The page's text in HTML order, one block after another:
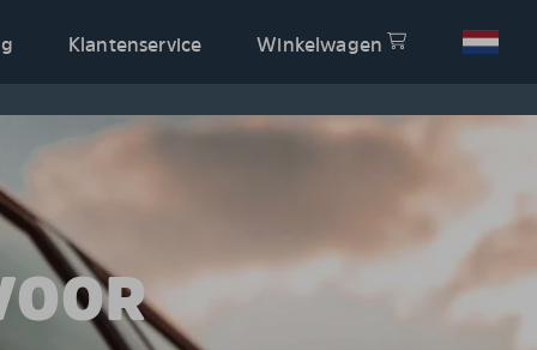
Klantenservice Winkelwagen